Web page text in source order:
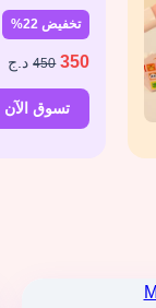
تخفيض 22%
350
450د.ج
تسوق الآن